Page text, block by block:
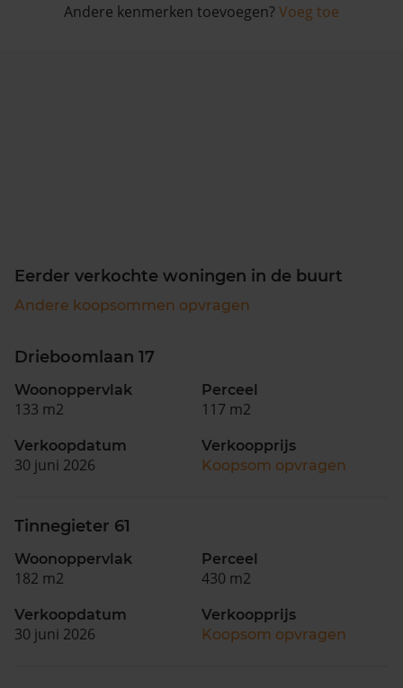
Andere kenmerken toevoegen? Voeg toe
Eerder verkochte woningen in de buurt
Andere koopsommen opvragen
Drieboomlaan 17
Woonoppervlak
133 m2
Perceel
117 m2
Verkoopdatum
30 juni 2026
Verkoopprijs
Koopsom opvragen
Tinnegieter 61
Woonoppervlak
182 m2
Perceel
430 m2
Verkoopdatum
30 juni 2026
Verkoopprijs
Koopsom opvragen